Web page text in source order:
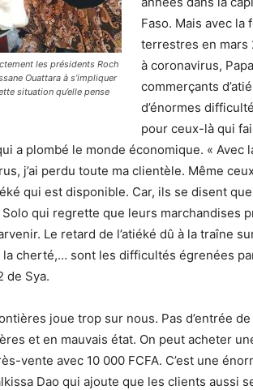
les présidents Roch
Ouattara à s’impliquer
situation qu’elle pense
Faso. Mais avec
terrestres en mars
à coronavirus,
commerçants
d’énormes
pour ceux-là qui
a plombé le monde économique. «
j’ai perdu toute ma clientèle. Même
qui est disponible. Car, ils se disent
qui regrette que leurs marchandises
Le retard de l’atiéké dû à la traîne
cherté,… sont les difficultés égrenées
de Sya.
joue trop sur nous. Pas d’entrée
et en mauvais état. On peut acheter
vente avec 10 000 FCFA. C’est une
Dao qui ajoute que les clients aussi